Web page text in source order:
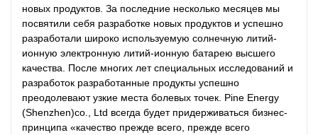
новых продуктов. За последние несколько месяцев мы
посвятили себя разработке новых продуктов и успешно
разработали широко используемую солнечную литий-
ионную электронную литий-ионную батарею высшего
качества. После многих лет специальных исследований и
разработок разработанные продукты успешно
преодолевают узкие места болевых точек. Pine Energy
(Shenzhen)co., Ltd всегда будет придерживаться бизнес-
принципа «качество прежде всего, прежде всего